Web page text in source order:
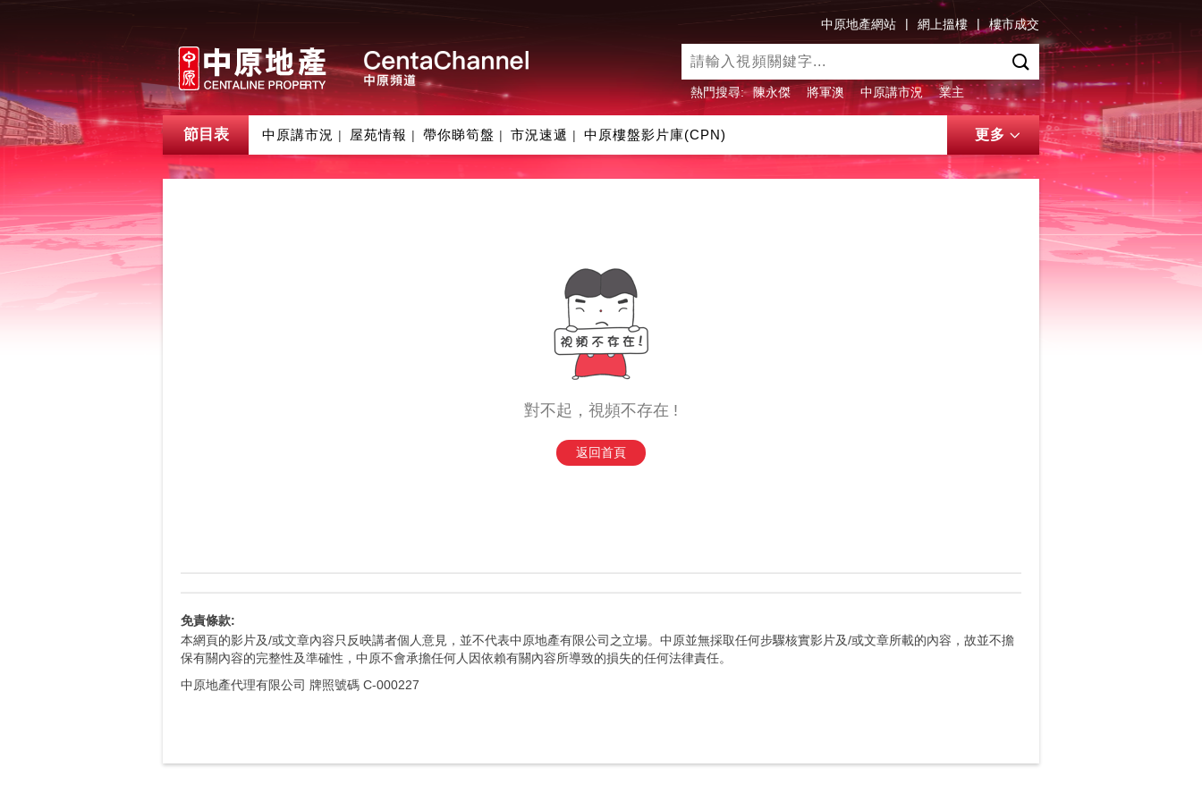
中原地產網站 | 網上搵樓 | 樓市成交
熱門搜尋: 陳永傑 將軍澳 中原講市況 業主
節目表 中原講市況 | 屋苑情報 | 帶你睇筍盤 | 市況速遞 | 中原樓盤影片庫(CPN) 更多
對不起，視頻不存在 !
返回首頁
免責條款:
本網頁的影片及/或文章內容只反映講者個人意見，並不代表中原地產有限公司之立場。中原並無採取任何步驟核實影片及/或文章所載的內容，故並不擔
保有關內容的完整性及準確性，中原不會承擔任何人因依賴有關內容所導致的損失的任何法律責任。
中原地產代理有限公司 牌照號碼 C-000227